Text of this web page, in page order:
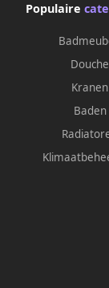
Populaire
Douche
Kranen
Baden